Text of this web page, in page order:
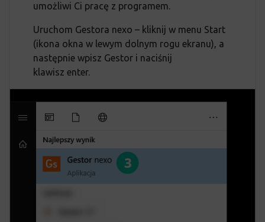
umożliwi Ci pracę z programem.
Uruchom Gestora nexo – kliknij w menu Start
(ikona okna w lewym dolnym rogu ekranu), a
następnie wpisz Gestor i naciśnij
klawisz enter.